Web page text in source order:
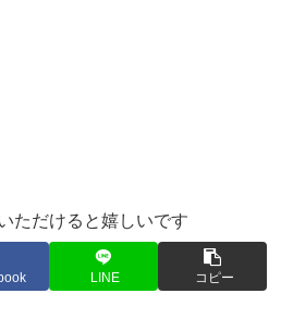
ただけると嬉しいです
LINE コピー